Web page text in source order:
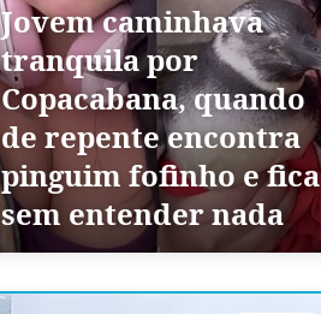
Jovem caminhava
tranquila por
Copacabana, quando
de repente encontra
pinguim fofinho e fica
sem entender nada